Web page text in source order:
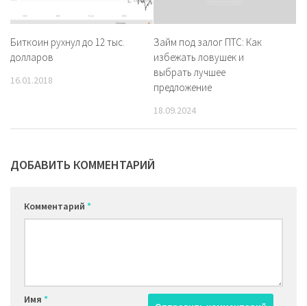
Биткоин рухнул до 12 тыс.
долларов
16.01.2018
Займ под залог ПТС: Как
избежать ловушек и
выбрать лучшее
предложение
18.09.2024
ДОБАВИТЬ КОММЕНТАРИЙ
Комментарий *
Имя *